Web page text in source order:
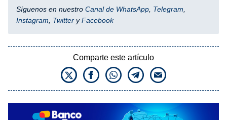
Síguenos en nuestro Canal de WhatsApp, Telegram,
Instagram, Twitter yFacebook
Comparte este artículo